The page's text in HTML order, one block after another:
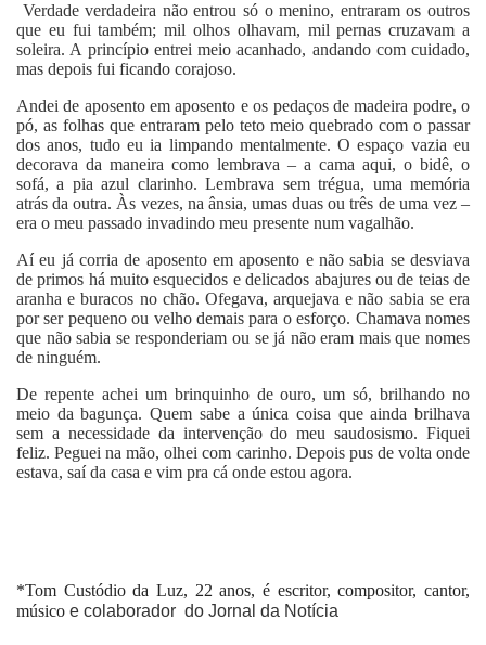
Verdade verdadeira não entrou só o menino, entraram os outros
que eu fui também; mil olhos olhavam, mil pernas cruzavam a
soleira. A princípio entrei meio acanhado, andando com cuidado,
mas depois fui ficando corajoso.
Andei de aposento em aposento e os pedaços de madeira podre, o
pó, as folhas que entraram pelo teto meio quebrado com o passar
dos anos, tudo eu ia limpando mentalmente. O espaço vazia eu
decorava da maneira como lembrava – a cama aqui, o bidê, o
sofá, a pia azul clarinho. Lembrava sem trégua, uma memória
atrás da outra. Às vezes, na ânsia, umas duas ou três de uma vez –
era o meu passado invadindo meu presente num vagalhão.
Aí eu já corria de aposento em aposento e não sabia se desviava
de primos há muito esquecidos e delicados abajures ou de teias de
aranha e buracos no chão. Ofegava, arquejava e não sabia se era
por ser pequeno ou velho demais para o esforço. Chamava nomes
que não sabia se responderiam ou se já não eram mais que nomes
de ninguém.
De repente achei um brinquinho de ouro, um só, brilhando no
meio da bagunça. Quem sabe a única coisa que ainda brilhava
sem a necessidade da intervenção do meu saudosismo. Fiquei
feliz. Peguei na mão, olhei com carinho. Depois pus de volta onde
estava, saí da casa e vim pra cá onde estou agora.
*Tom Custódio da Luz, 22 anos, é escritor, compositor, cantor,
músico e colaborador do Jornal da Notícia